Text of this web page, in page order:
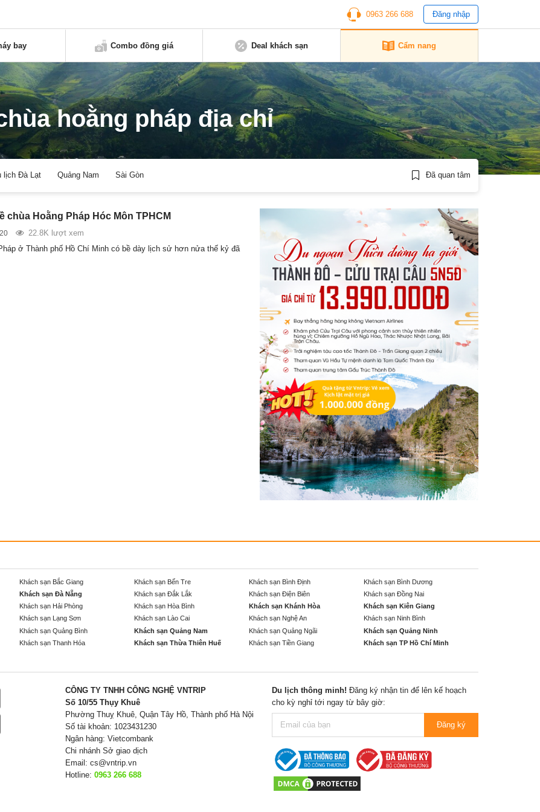
0963 266 688 Đăng nhập
bay Combo đồng giá Deal khách sạn Cẩm nang
hoằng pháp địa chỉ
lịch Đà Lạt Quảng Nam Sài Gòn Đã quan tâm
chùa Hoằng Pháp Hóc Môn TPHCM
22.8K lượt xem
ở Thành phố Hồ Chí Minh có bề dày lịch sử hơn nửa thế kỷ đã
Khách sạn Bắc Giang Khách sạn Bến Tre Khách sạn Bình Định
Khách sạn Bình Dương
Khách sạn Đà Nẵng Khách sạn Đắk Lắk Khách sạn Điện Biên
Khách sạn Đồng Nai
Khách sạn Hải Phòng Khách sạn Hòa Bình Khách sạn Khánh Hòa
Khách sạn Kiên Giang
Khách sạn Lạng Sơn Khách sạn Lào Cai Khách sạn Nghệ An
Khách sạn Ninh Bình
Khách sạn Quảng Bình Khách sạn Quảng Nam Khách sạn Quảng Ngãi
Khách sạn Quảng Ninh
Khách sạn Thanh Hóa Khách sạn Thừa Thiên Huế Khách sạn Tiền Giang
Khách sạn TP Hồ Chí Minh
CÔNG TY TNHH CÔNG NGHỆ VNTRIP
Số 10/55 Thụy Khuê
Phường Thuỵ Khuê, Quận Tây Hồ, Thành phố Hà Nội
Số tài khoản: 1023431230
Ngân hàng: Vietcombank
Chi nhánh Sở giao dịch
Email: cs@vntrip.vn
Hotline: 0963 266 688
Du lịch thông minh! Đăng ký nhận tin để lên kế hoạch
cho kỳ nghỉ tới ngay từ bây giờ:
Đăng ký